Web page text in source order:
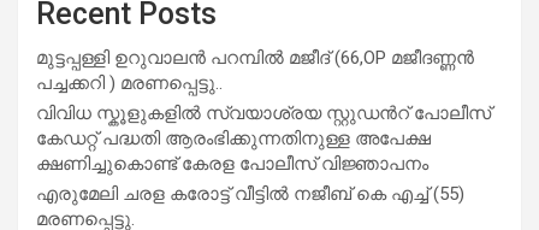
Recent Posts
മുട്ടപ്പള്ളി ഉറുവാലൻ പറമ്പിൽ മജീദ് (66,OP മജീദണ്ണൻ
പച്ചക്കറി ) മരണപ്പെട്ടു..
വിവിധ സ്കൂളുകളില്‍ സ്വയാശ്രയ സ്റ്റുഡന്‍റ് പോലീസ്
കേഡറ്റ് പദ്ധതി ആരംഭിക്കുന്നതിനുള്ള അപേക്ഷ
ക്ഷണിച്ചുകൊണ്ട് കേരള പോലീസ് വിജ്ഞാപനം
എരുമേലി ചരള കരോട്ട് വീട്ടിൽ നജീബ് കെ എച്ച് (55)
മരണപ്പെട്ടു.